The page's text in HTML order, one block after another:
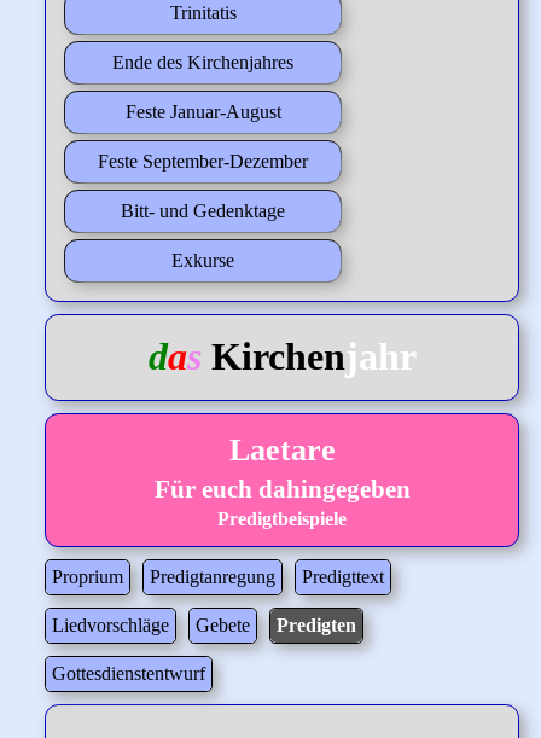
Trinitatis
Ende des Kirchenjahres
Feste Januar-August
Feste September-Dezember
Bitt- und Gedenktage
Exkurse
das Kirchenjahr
Laetare
Für euch dahingegeben
Predigtbeispiele
Proprium Predigtanregung Predigttext
Liedvorschläge Gebete Predigten
Gottesdienstentwurf